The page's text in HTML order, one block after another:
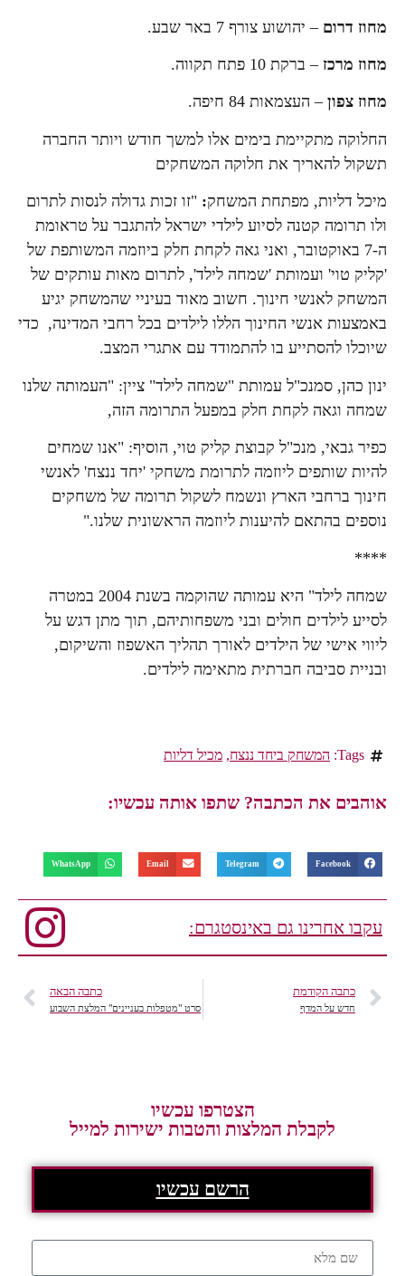
מחוז דרום – יהושוע צורף 7 באר שבע.
מחוז מרכז – ברקת 10 פתח תקווה.
מחוז צפון – העצמאות 84 חיפה.
החלוקה מתקיימת בימים אלו למשך חודש ויותר החברה
תשקול להאריך את חלוקה המשחקים
מיכל דליות, מפתחת המשחק: "זו זכות גדולה לנסות לתרום
ולו תרומה קטנה לסיוע לילדי ישראל להתגבר על טראומת
ה-7 באוקטובר, ואני גאה לקחת חלק ביוזמה המשותפת של
'קליק טוי' ועמותת 'שמחה לילד', לתרום מאות עותקים של
המשחק לאנשי חינוך. חשוב מאוד בעיניי שהמשחק יגיע
באמצעות אנשי החינוך הללו לילדים בכל רחבי המדינה, כדי
שיוכלו להסתייע בו להתמודד עם אתגרי המצב.
ינון כהן, סמנכ"ל עמותת "שמחה לילד" ציין: "העמותה שלנו
שמחה וגאה לקחת חלק במפעל התרומה הזה,
כפיר גבאי, מנכ"ל קבוצת קליק טוי, הוסיף: "אנו שמחים
להיות שותפים ליוזמה לתרומת משחקי 'יחד ננצח' לאנשי
חינוך ברחבי הארץ ונשמח לשקול תרומה של משחקים
נוספים בהתאם להיענות ליוזמה הראשונית שלנו."
****
שמחה לילד" היא עמותה שהוקמה בשנת 2004 במטרה
לסייע לילדים חולים ובני משפחותיהם, תוך מתן דגש על
ליווי אישי של הילדים לאורך תהליך האשפוז והשיקום,
ובניית סביבה חברתית מתאימה לילדים.
Tags: המשחק ביחד ננצח, מכיל דליות
אוהבים את הכתבה? שתפו אותה עכשיו:
Facebook
Telegram
Email
WhatsApp
עקבו אחרינו גם באינסטגרם:
כתבה הקודמת
חדש על המדף
כתבה הבאה
סרט "מטפלות בעניינים" המלצת השבוע
הצטרפו עכשיו
לקבלת המלצות והטבות ישירות למייל
הרשם עכשיו